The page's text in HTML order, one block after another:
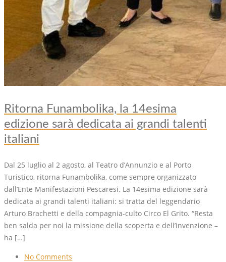
Ritorna Funambolika, la 14esima
edizione sarà dedicata ai grandi talenti
italiani
Dal 25 luglio al 2 agosto, al Teatro d’Annunzio e al Porto
Turistico, ritorna Funambolika, come sempre organizzato
dall’Ente Manifestazioni Pescaresi. La 14esima edizione sarà
dedicata ai grandi talenti italiani: si tratta del leggendario
Arturo Brachetti e della compagnia-culto Circo El Grito. “Resta
ben salda per noi la missione della scoperta e dell’invenzione –
ha […]
No Comments